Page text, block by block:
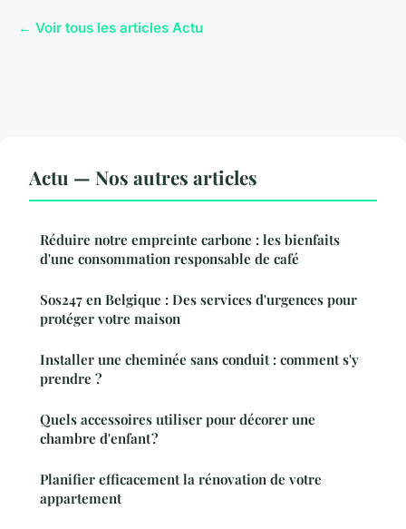
← Voir tous les articles Actu
Actu — Nos autres articles
Réduire notre empreinte carbone : les bienfaits
d'une consommation responsable de café
Sos247 en Belgique : Des services d'urgences pour
protéger votre maison
Installer une cheminée sans conduit : comment s'y
prendre ?
Quels accessoires utiliser pour décorer une
chambre d'enfant ?
Planifier efficacement la rénovation de votre
appartement